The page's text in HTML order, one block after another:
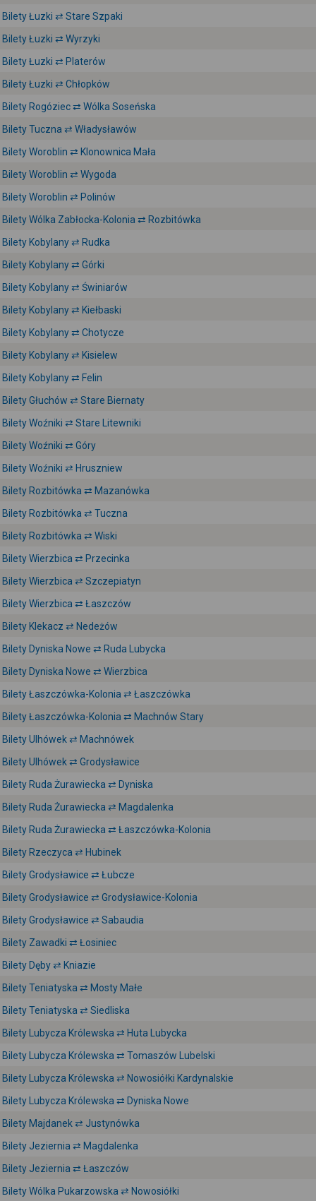
Bilety Łuzki ⇄ Stare Szpaki
Bilety Łuzki ⇄ Wyrzyki
Bilety Łuzki ⇄ Platerów
Bilety Łuzki ⇄ Chłopków
Bilety Rogóziec ⇄ Wólka Soseńska
Bilety Tuczna ⇄ Władysławów
Bilety Woroblin ⇄ Klonownica Mała
Bilety Woroblin ⇄ Wygoda
Bilety Woroblin ⇄ Polinów
Bilety Wólka Zabłocka-Kolonia ⇄ Rozbitówka
Bilety Kobylany ⇄ Rudka
Bilety Kobylany ⇄ Górki
Bilety Kobylany ⇄ Świniarów
Bilety Kobylany ⇄ Kiełbaski
Bilety Kobylany ⇄ Chotycze
Bilety Kobylany ⇄ Kisielew
Bilety Kobylany ⇄ Felin
Bilety Głuchów ⇄ Stare Biernaty
Bilety Woźniki ⇄ Stare Litewniki
Bilety Woźniki ⇄ Góry
Bilety Woźniki ⇄ Hruszniew
Bilety Rozbitówka ⇄ Mazanówka
Bilety Rozbitówka ⇄ Tuczna
Bilety Rozbitówka ⇄ Wiski
Bilety Wierzbica ⇄ Przecinka
Bilety Wierzbica ⇄ Szczepiatyn
Bilety Wierzbica ⇄ Łaszczów
Bilety Klekacz ⇄ Nedeżów
Bilety Dyniska Nowe ⇄ Ruda Lubycka
Bilety Dyniska Nowe ⇄ Wierzbica
Bilety Łaszczówka-Kolonia ⇄ Łaszczówka
Bilety Łaszczówka-Kolonia ⇄ Machnów Stary
Bilety Ulhówek ⇄ Machnówek
Bilety Ulhówek ⇄ Grodysławice
Bilety Ruda Żurawiecka ⇄ Dyniska
Bilety Ruda Żurawiecka ⇄ Magdalenka
Bilety Ruda Żurawiecka ⇄ Łaszczówka-Kolonia
Bilety Rzeczyca ⇄ Hubinek
Bilety Grodysławice ⇄ Łubcze
Bilety Grodysławice ⇄ Grodysławice-Kolonia
Bilety Grodysławice ⇄ Sabaudia
Bilety Zawadki ⇄ Łosiniec
Bilety Dęby ⇄ Kniazie
Bilety Teniatyska ⇄ Mosty Małe
Bilety Teniatyska ⇄ Siedliska
Bilety Lubycza Królewska ⇄ Huta Lubycka
Bilety Lubycza Królewska ⇄ Tomaszów Lubelski
Bilety Lubycza Królewska ⇄ Nowosiółki Kardynalskie
Bilety Lubycza Królewska ⇄ Dyniska Nowe
Bilety Majdanek ⇄ Justynówka
Bilety Jeziernia ⇄ Magdalenka
Bilety Jeziernia ⇄ Łaszczów
Bilety Wólka Pukarzowska ⇄ Nowosiółki